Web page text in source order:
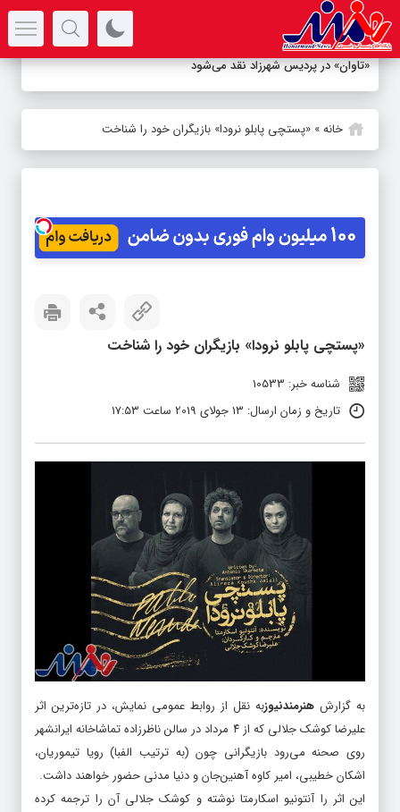
«تاوان» در پردیس شهرزاد نقد می‌شود
خانه» «پستچی پابلو نرودا» بازیگران خود را شناخت
«پستچی پابلو نرودا» بازیگران خود را شناخت
شناسه خبر: 10533
تاریخ و زمان ارسال: 13 جولای 2019 ساعت 17:53
به گزارش هنرمندنیوزبه نقل از روابط عمومی نمایش، در تازه‌ترین اثر
علیرضا کوشک جلالی که از ۴ مرداد در سالن ناظرزاده تماشاخانه ایرانشهر
روی صحنه می‌رود بازیگرانی چون (به ترتیب الفبا) رویا تیموریان،
اشکان خطیبی، امیر کاوه آهنین‌جان و دنیا مدنی حضور خواهند داشت.
این اثر را آنتونیو اسکارمتا نوشته و کوشک جلالی آن را ترجمه کرده